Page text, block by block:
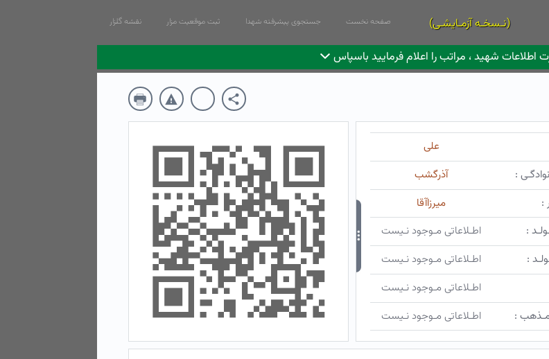
(نـسخـه آزمـایشـی) صفحه نخست جستجوی پیشرفته شهدا ثبت موقعیت مزار نقشه گلزار
اطلاعات شهید ، مراتب را اعلام فرمایید باسپاس
علی
:
آذرگشب
:
میرزاآقا
:
اطـلاعاتی مـوجود نـیست
:
اطـلاعاتی مـوجود نـیست
اطـلاعاتی مـوجود نـیست
:
اطـلاعاتی مـوجود نـیست